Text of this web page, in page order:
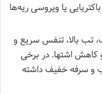
یا ویروسی ریه‌ها
تب بالا، تنفس سریع و
کاهش اشتها. در برخی
و سرفه خفیف داشته